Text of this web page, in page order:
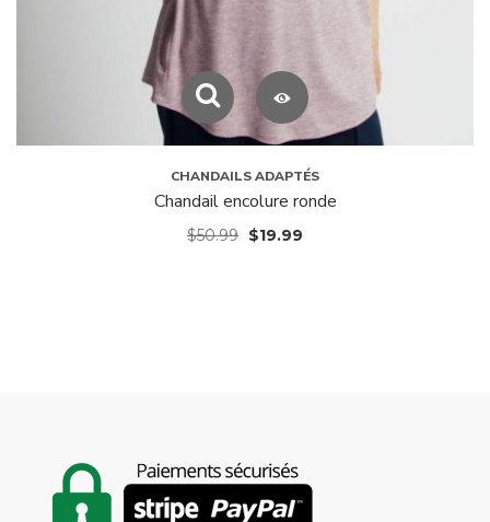
CHANDAILS ADAPTÉS
Chandail encolure ronde
$50.99 $19.99